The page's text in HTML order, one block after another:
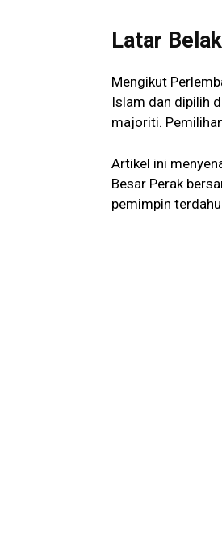
Latar
Mengikut
Islam dan dipilih
majoriti.
Artikel ini
Besar Perak
pemimpin